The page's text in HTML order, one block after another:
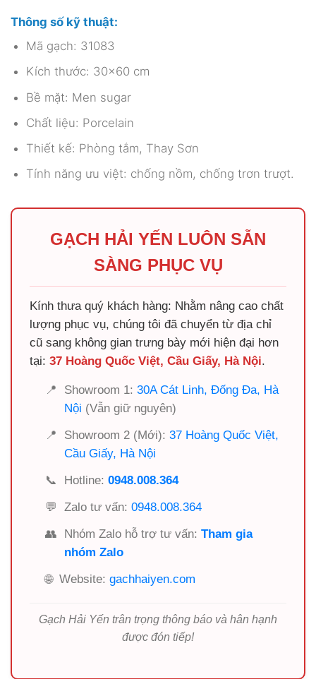
Thông số kỹ thuật:
Mã gạch: 31083
Kích thước: 30×60 cm
Bề mặt: Men sugar
Chất liệu: Porcelain
Thiết kế: Phòng tắm, Thay Sơn
Tính năng ưu việt: chống nồm, chống trơn trượt.
GẠCH HẢI YẾN LUÔN SẴN
SÀNG PHỤC VỤ
Kính thưa quý khách hàng: Nhằm nâng cao chất
lượng phục vụ, chúng tôi đã chuyển từ địa chỉ
cũ sang không gian trưng bày mới hiện đại hơn
tại: 37 Hoàng Quốc Việt, Cầu Giấy, Hà Nội.
📍 Showroom 1: 30A Cát Linh, Đống Đa, Hà
Nội (Vẫn giữ nguyên)
📍
Showroom 2 (Mới): 37 Hoàng Quốc Việt,
Cầu Giấy, Hà Nội
📞
Hotline: 0948.008.364
💬
Zalo tư vấn: 0948.008.364
👥
Nhóm Zalo hỗ trợ tư vấn: Tham gia
nhóm Zalo
🌐 Website: gachhaiyen.com
Gạch Hải Yến trân trọng thông báo và hân hạnh
được đón tiếp!